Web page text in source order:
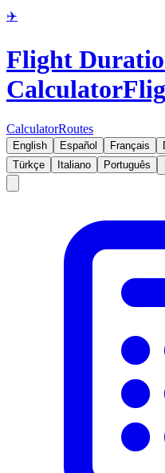
✈️
Flight
Calculator
CalculatorRoutes
English Español Français
Türkçe
Italiano Português